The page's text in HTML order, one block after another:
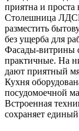
приятна и проста
Столешница
разместить
без ущерба для
Фасады-витрины
практичные. На
дают приятный
Кухня
посудомоечной
Встроенная
сохраняет